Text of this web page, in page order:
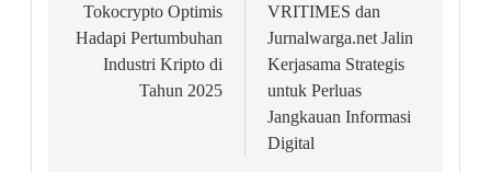
navigation
Tokocrypto Optimis
Hadapi Pertumbuhan
Industri Kripto di
Tahun 2025
VRITIMES dan
Jurnalwarga.net Jalin
Kerjasama Strategis
untuk Perluas
Jangkauan Informasi
Digital